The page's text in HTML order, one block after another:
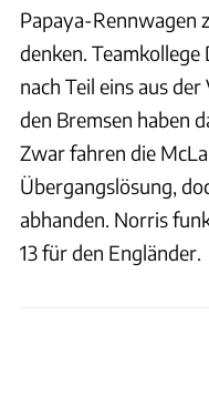
Papaya-Rennwagen
denken.
nach Teil eins aus
den Bremsen haben
Zwar fahren die
Übergangslösung,
abhanden. Norris
13 für den Engländer.